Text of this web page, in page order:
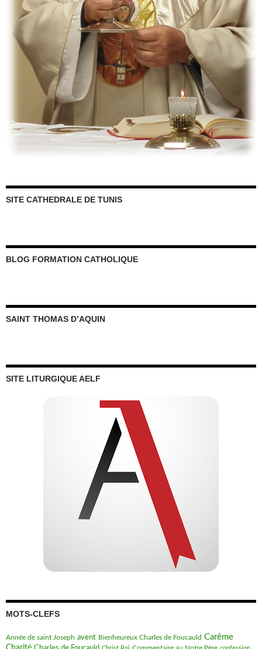
SITE CATHEDRALE DE TUNIS
BLOG FORMATION CATHOLIQUE
SAINT THOMAS D’AQUIN
SITE LITURGIQUE AELF
MOTS-CLEFS
Année de saint Joseph avent Bienheureux Charles de Foucauld Carême